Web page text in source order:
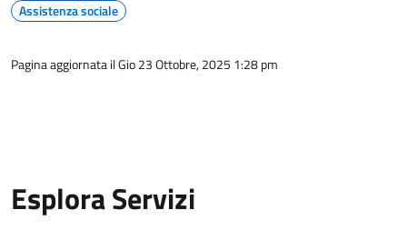
Assistenza sociale
Pagina aggiornata il Gio 23 Ottobre, 2025 1:28 pm
Esplora Servizi